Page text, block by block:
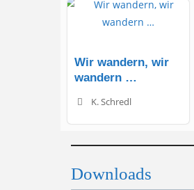
Wir wandern, wir
wandern …
K. Schredl
Downloads